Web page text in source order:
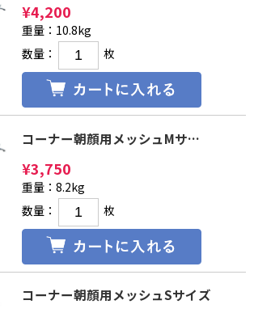
¥4,200
重量：10.8kg
数量：
枚
コーナー朝顔用メッシュMサイズ
¥3,750
重量：8.2kg
数量：
枚
コーナー朝顔用メッシュSサイズ